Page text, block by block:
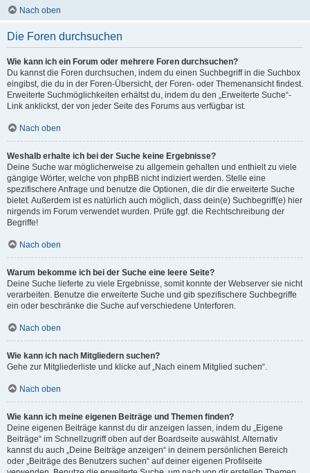
Nach oben
Die Foren durchsuchen
Wie kann ich ein Forum oder mehrere Foren durchsuchen?
Du kannst die Foren durchsuchen, indem du einen Suchbegriff in die Suchbox
eingibst, die du in der Foren-Übersicht, der Foren- oder Themenansicht findest.
Erweiterte Suchmöglichkeiten erhältst du, indem du den „Erweiterte Suche“-
Link anklickst, der von jeder Seite des Forums aus verfügbar ist.
Nach oben
Weshalb erhalte ich bei der Suche keine Ergebnisse?
Deine Suche war möglicherweise zu allgemein gehalten und enthielt zu viele
gängige Wörter, welche von phpBB nicht indiziert werden. Stelle eine
spezifischere Anfrage und benutze die Optionen, die dir die erweiterte Suche
bietet. Außerdem ist es natürlich auch möglich, dass dein(e) Suchbegriff(e) hier
nirgends im Forum verwendet wurden. Prüfe ggf. die Rechtschreibung der
Begriffe!
Nach oben
Warum bekomme ich bei der Suche eine leere Seite?
Deine Suche lieferte zu viele Ergebnisse, somit konnte der Webserver sie nicht
verarbeiten. Benutze die erweiterte Suche und gib spezifischere Suchbegriffe
ein oder beschränke die Suche auf verschiedene Unterforen.
Nach oben
Wie kann ich nach Mitgliedern suchen?
Gehe zur Mitgliederliste und klicke auf „Nach einem Mitglied suchen“.
Nach oben
Wie kann ich meine eigenen Beiträge und Themen finden?
Deine eigenen Beiträge kannst du dir anzeigen lassen, indem du „Eigene
Beiträge“ im Schnellzugriff oben auf der Boardseite auswählst. Alternativ
kannst du auch „Deine Beiträge anzeigen“ in deinem persönlichen Bereich
oder „Beiträge des Benutzers suchen“ auf deiner eigenen Profilseite